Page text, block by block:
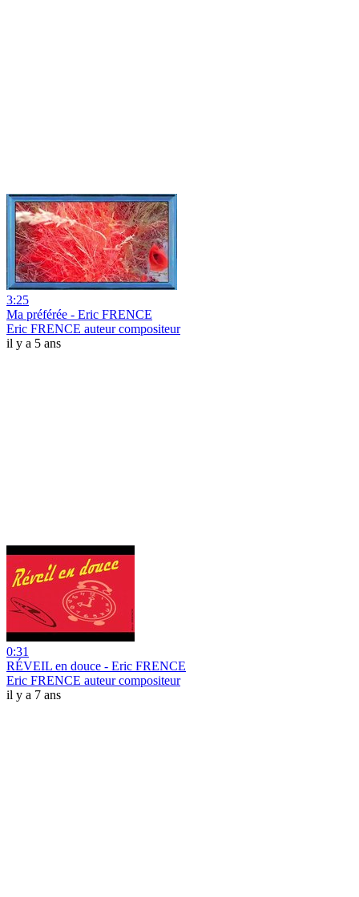
3:25
Ma préférée - Eric FRENCE
Eric FRENCE auteur compositeur
il y a 5 ans
0:31
RÉVEIL en douce - Eric FRENCE
Eric FRENCE auteur compositeur
il y a 7 ans